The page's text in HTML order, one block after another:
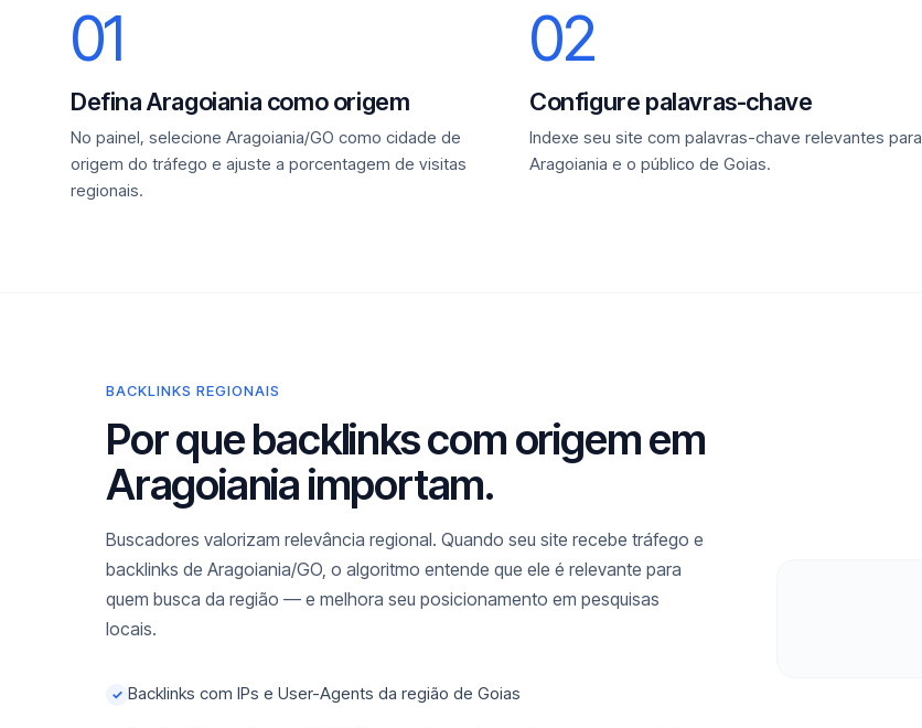
01
Defina Aragoiania como origem
No painel, selecione Aragoiania/GO como cidade de
origem do tráfego e ajuste a porcentagem de visitas
regionais.
02
Configure palavras-chave
Indexe seu site com palavras-chave relevantes para
Aragoiania e o público de Goias.
BACKLINKS REGIONAIS
Por que backlinks com origem em
Aragoiania importam.
Buscadores valorizam relevância regional. Quando seu site recebe tráfego e
backlinks de Aragoiania/GO, o algoritmo entende que ele é relevante para
quem busca da região — e melhora seu posicionamento em pesquisas
locais.
✓ Backlinks com IPs e User-Agents da região de Goias